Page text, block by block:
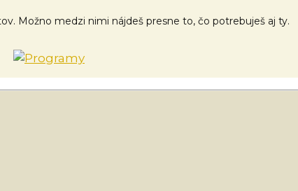
Možno medzi nimi nájdeš presne to, čo potrebuješ aj ty.